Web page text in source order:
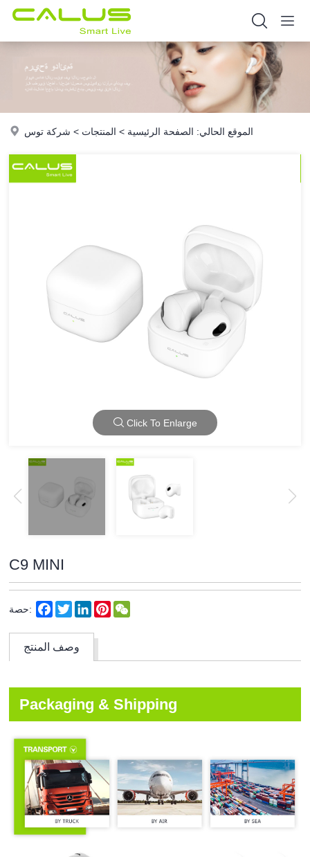
الموقع الحالي: الصفحة الرئيسية > المنتجات > شركة توس
Click To Enlarge
C9 MINI
حصة: Facebook
TwitterLinkedInPinterest
وصف المنتج
Packaging & Shipping